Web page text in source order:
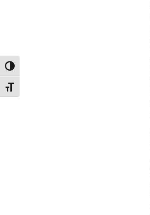
Umschalten auf hohe Kontraste
Schrift vergrößern